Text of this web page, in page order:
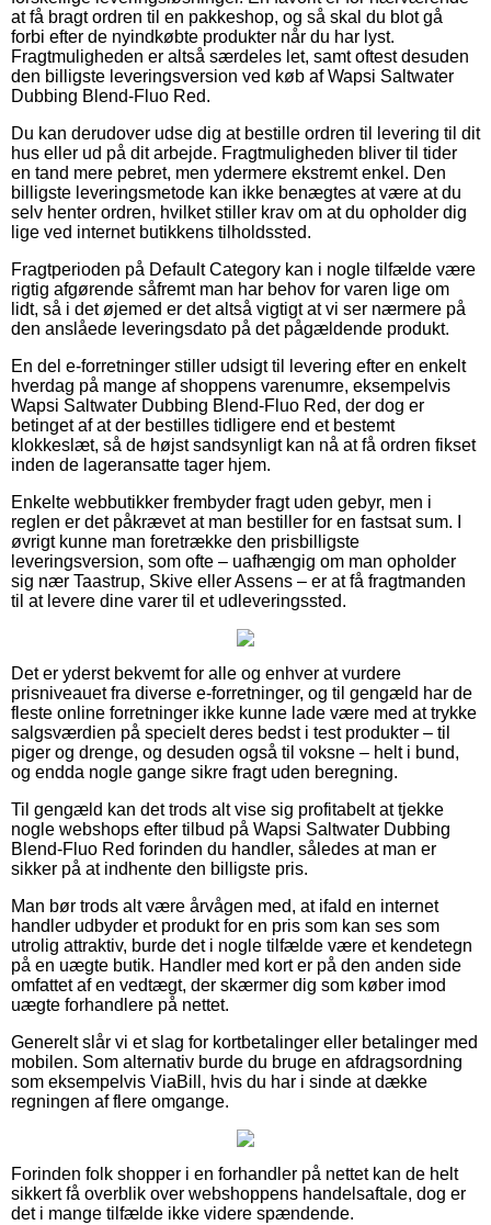
at få bragt ordren til en pakkeshop, og så skal du blot gå
forbi efter de nyindkøbte produkter når du har lyst.
Fragtmuligheden er altså særdeles let, samt oftest desuden
den billigste leveringsversion ved køb af Wapsi Saltwater
Dubbing Blend-Fluo Red.
Du kan derudover udse dig at bestille ordren til levering til dit
hus eller ud på dit arbejde. Fragtmuligheden bliver til tider
en tand mere pebret, men ydermere ekstremt enkel. Den
billigste leveringsmetode kan ikke benægtes at være at du
selv henter ordren, hvilket stiller krav om at du opholder dig
lige ved internet butikkens tilholdssted.
Fragtperioden på Default Category kan i nogle tilfælde være
rigtig afgørende såfremt man har behov for varen lige om
lidt, så i det øjemed er det altså vigtigt at vi ser nærmere på
den anslåede leveringsdato på det pågældende produkt.
En del e-forretninger stiller udsigt til levering efter en enkelt
hverdag på mange af shoppens varenumre, eksempelvis
Wapsi Saltwater Dubbing Blend-Fluo Red, der dog er
betinget af at der bestilles tidligere end et bestemt
klokkeslæt, så de højst sandsynligt kan nå at få ordren fikset
inden de lageransatte tager hjem.
Enkelte webbutikker frembyder fragt uden gebyr, men i
reglen er det påkrævet at man bestiller for en fastsat sum. I
øvrigt kunne man foretrække den prisbilligste
leveringsversion, som ofte – uafhængig om man opholder
sig nær Taastrup, Skive eller Assens – er at få fragtmanden
til at levere dine varer til et udleveringssted.
Det er yderst bekvemt for alle og enhver at vurdere
prisniveauet fra diverse e-forretninger, og til gengæld har de
fleste online forretninger ikke kunne lade være med at trykke
salgsværdien på specielt deres bedst i test produkter – til
piger og drenge, og desuden også til voksne – helt i bund,
og endda nogle gange sikre fragt uden beregning.
Til gengæld kan det trods alt vise sig profitabelt at tjekke
nogle webshops efter tilbud på Wapsi Saltwater Dubbing
Blend-Fluo Red forinden du handler, således at man er
sikker på at indhente den billigste pris.
Man bør trods alt være årvågen med, at ifald en internet
handler udbyder et produkt for en pris som kan ses som
utrolig attraktiv, burde det i nogle tilfælde være et kendetegn
på en uægte butik. Handler med kort er på den anden side
omfattet af en vedtægt, der skærmer dig som køber imod
uægte forhandlere på nettet.
Generelt slår vi et slag for kortbetalinger eller betalinger med
mobilen. Som alternativ burde du bruge en afdragsordning
som eksempelvis ViaBill, hvis du har i sinde at dække
regningen af flere omgange.
Forinden folk shopper i en forhandler på nettet kan de helt
sikkert få overblik over webshoppens handelsaftale, dog er
det i mange tilfælde ikke videre spændende.